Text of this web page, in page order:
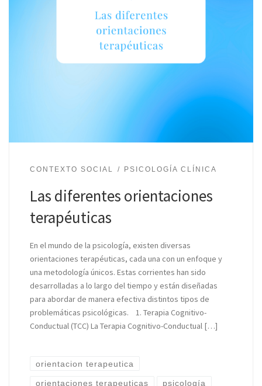
CONTEXTO SOCIAL PSICOLOGÍA CLÍNICA
Las diferentes orientaciones
terapéuticas
En el mundo de la psicología, existen diversas
orientaciones terapéuticas, cada una con un enfoque y
una metodología únicos. Estas corrientes han sido
desarrolladas a lo largo del tiempo y están diseñadas
para abordar de manera efectiva distintos tipos de
problemáticas psicológicas. 1. Terapia Cognitivo-
Conductual (TCC) La Terapia Cognitivo-Conductual […]
orientacion terapeutica
orientaciones terapeuticas psicología